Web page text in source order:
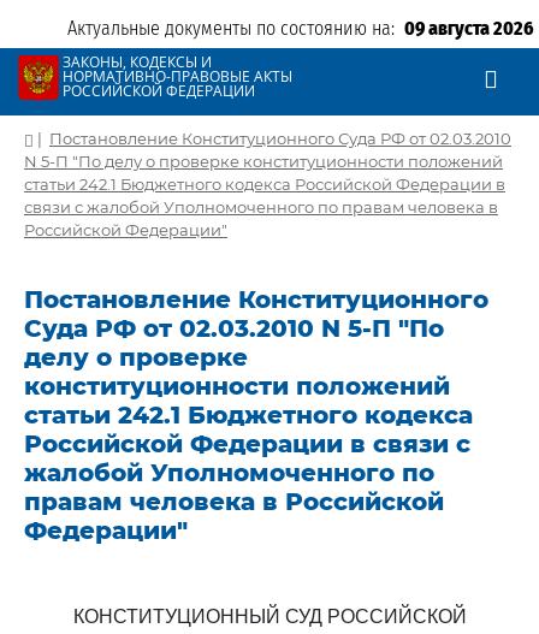
Актуальные документы по состоянию на: 09 августа 2026
ЗАКОНЫ, КОДЕКСЫ И
НОРМАТИВНО-ПРАВОВЫЕ АКТЫ
РОССИЙСКОЙ ФЕДЕРАЦИИ
| Постановление Конституционного Суда РФ от 02.03.2010
N 5-П "По делу о проверке конституционности положений
статьи 242.1 Бюджетного кодекса Российской Федерации в
связи с жалобой Уполномоченного по правам человека в
Российской Федерации"
Постановление Конституционного
Суда РФ от 02.03.2010 N 5-П "По
делу о проверке
конституционности положений
статьи 242.1 Бюджетного кодекса
Российской Федерации в связи с
жалобой Уполномоченного по
правам человека в Российской
Федерации"
КОНСТИТУЦИОННЫЙ СУД РОССИЙСКОЙ